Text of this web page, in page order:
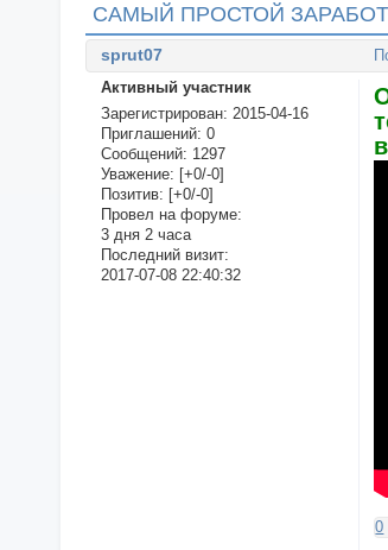
САМЫЙ ПРОСТОЙ
sprut07
Активный участник
Зарегистрирован: 2015-04-16
Приглашений: 0
Сообщений: 1297
Уважение: [+0/-0]
Позитив: [+0/-0]
Провел на форуме:
3 дня 2 часа
Последний визит:
2017-07-08 22:40:32
0